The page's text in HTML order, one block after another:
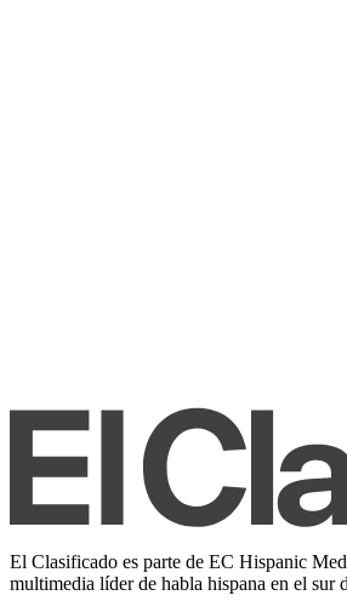
El Clasificado es parte de EC Hispanic
multimedia líder de habla hispana en el sur